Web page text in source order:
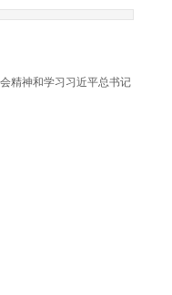
精神和学习习近平总书记